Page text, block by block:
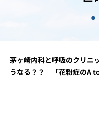
茅ヶ崎内科と呼吸のクリニ
うなる？？ 「花粉症のA